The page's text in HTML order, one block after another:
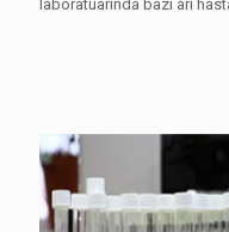
laboratuarında bazı arı